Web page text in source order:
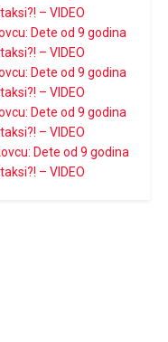
– VIDEO
Dete od 9 godina
– VIDEO
Dete od 9 godina
– VIDEO
Dete od 9 godina
– VIDEO
Dete od 9 godina
– VIDEO